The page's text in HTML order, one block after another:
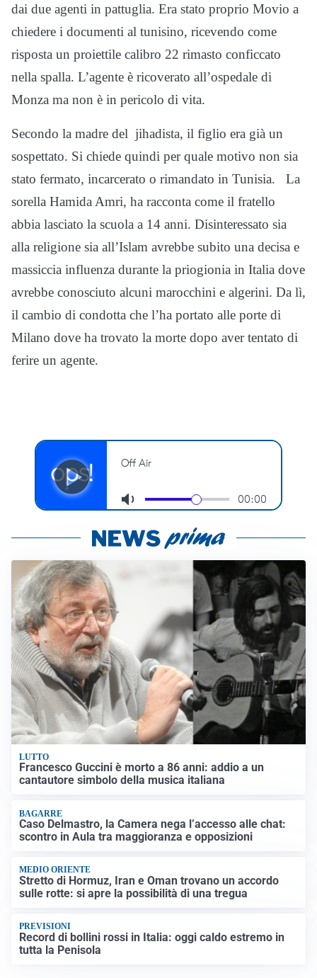
dai due agenti in pattuglia. Era stato proprio Movio a
chiedere i documenti al tunisino, ricevendo come
risposta un proiettile calibro 22 rimasto conficcato
nella spalla. L’agente è ricoverato all’ospedale di
Monza ma non è in pericolo di vita.
Secondo la madre del jihadista, il figlio era già un
sospettato. Si chiede quindi per quale motivo non sia
stato fermato, incarcerato o rimandato in Tunisia. La
sorella Hamida Amri, ha racconta come il fratello
abbia lasciato la scuola a 14 anni. Disinteressato sia
alla religione sia all’Islam avrebbe subito una decisa e
massiccia influenza durante la priogionia in Italia dove
avrebbe conosciuto alcuni marocchini e algerini. Da lì,
il cambio di condotta che l’ha portato alle porte di
Milano dove ha trovato la morte dopo aver tentato di
ferire un agente.
LUTTO
Francesco Guccini è morto a 86 anni: addio a un
cantautore simbolo della musica italiana
BAGARRE
Caso Delmastro, la Camera nega l’accesso alle chat:
scontro in Aula tra maggioranza e opposizioni
MEDIO ORIENTE
Stretto di Hormuz, Iran e Oman trovano un accordo
sulle rotte: si apre la possibilità di una tregua
PREVISIONI
Record di bollini rossi in Italia: oggi caldo estremo in
tutta la Penisola